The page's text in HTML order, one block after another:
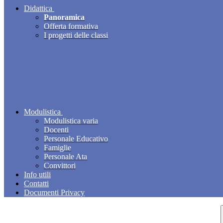
Didattica
Panoramica
Offerta formativa
I progetti delle classi
Modulistica
Modulistica varia
Docenti
Personale Educativo
Famiglie
Personale Ata
Convittori
Info utili
Contatti
Documenti Privacy